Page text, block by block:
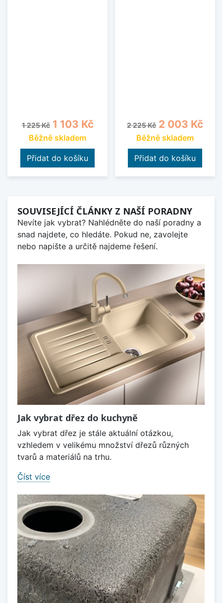
Běžná cena
1 225 Kč Cena
1 103 Kč
Běžně skladem
Přidat do košíku
Běžná cena
2 225 Kč Cena
2 003 Kč
Běžně skladem
Přidat do košíku
SOUVISEJÍCÍ ČLÁNKY Z NAŠÍ PORADNY
Nevíte jak vybrat? Nahlédněte do naší poradny a
snad najdete, co hledáte. Pokud ne, zavolejte
nebo napište a určitě najdeme řešení.
Jak vybrat dřez do kuchyně
Jak vybrat dřez je stále aktuální otázkou,
vzhledem v velikému množství dřezů různých
tvarů a materiálů na trhu.
Číst více